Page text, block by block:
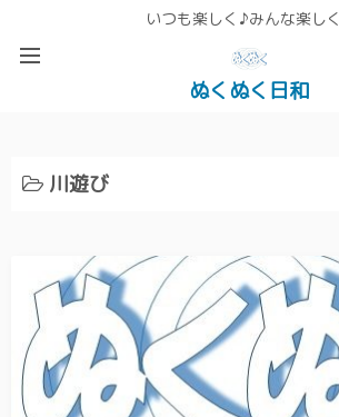
いつも楽しく♪みんな楽し
ぬくぬく日和
川遊び